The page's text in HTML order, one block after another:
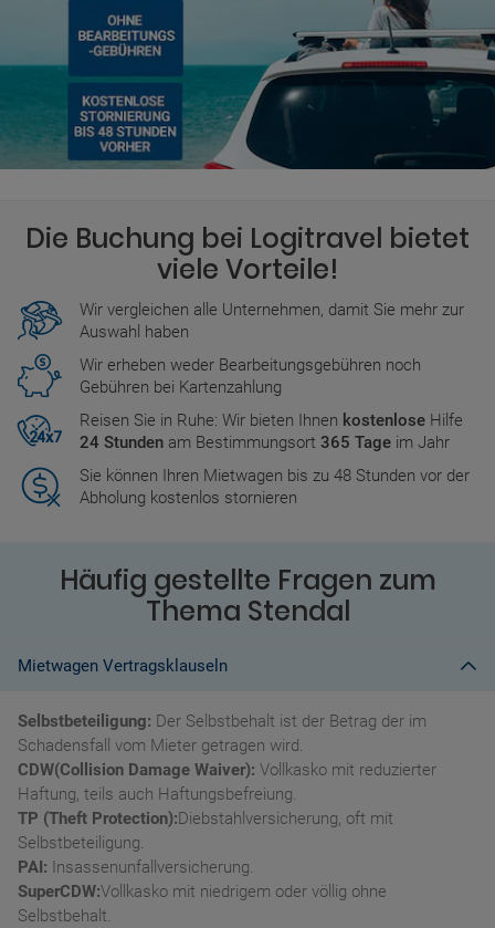
Die Buchung bei Logitravel bietet
viele Vorteile!
Wir vergleichen alle Unternehmen, damit Sie mehr zur
Auswahl haben
Wir erheben weder Bearbeitungsgebühren noch
Gebühren bei Kartenzahlung
Reisen Sie in Ruhe: Wir bieten Ihnen kostenlose Hilfe
24 Stunden am Bestimmungsort 365 Tage im Jahr
Sie können Ihren Mietwagen bis zu 48 Stunden vor der
Abholung kostenlos stornieren
Häufig gestellte Fragen zum
Thema Stendal
Mietwagen Vertragsklauseln
Selbstbeteiligung: Der Selbstbehalt ist der Betrag der im
Schadensfall vom Mieter getragen wird.
CDW(Collision Damage Waiver): Vollkasko mit reduzierter
Haftung, teils auch Haftungsbefreiung.
TP (Theft Protection):Diebstahlversicherung, oft mit
Selbstbeteiligung.
PAI: Insassenunfallversicherung.
SuperCDW:Vollkasko mit niedrigem oder völlig ohne
Selbstbehalt.